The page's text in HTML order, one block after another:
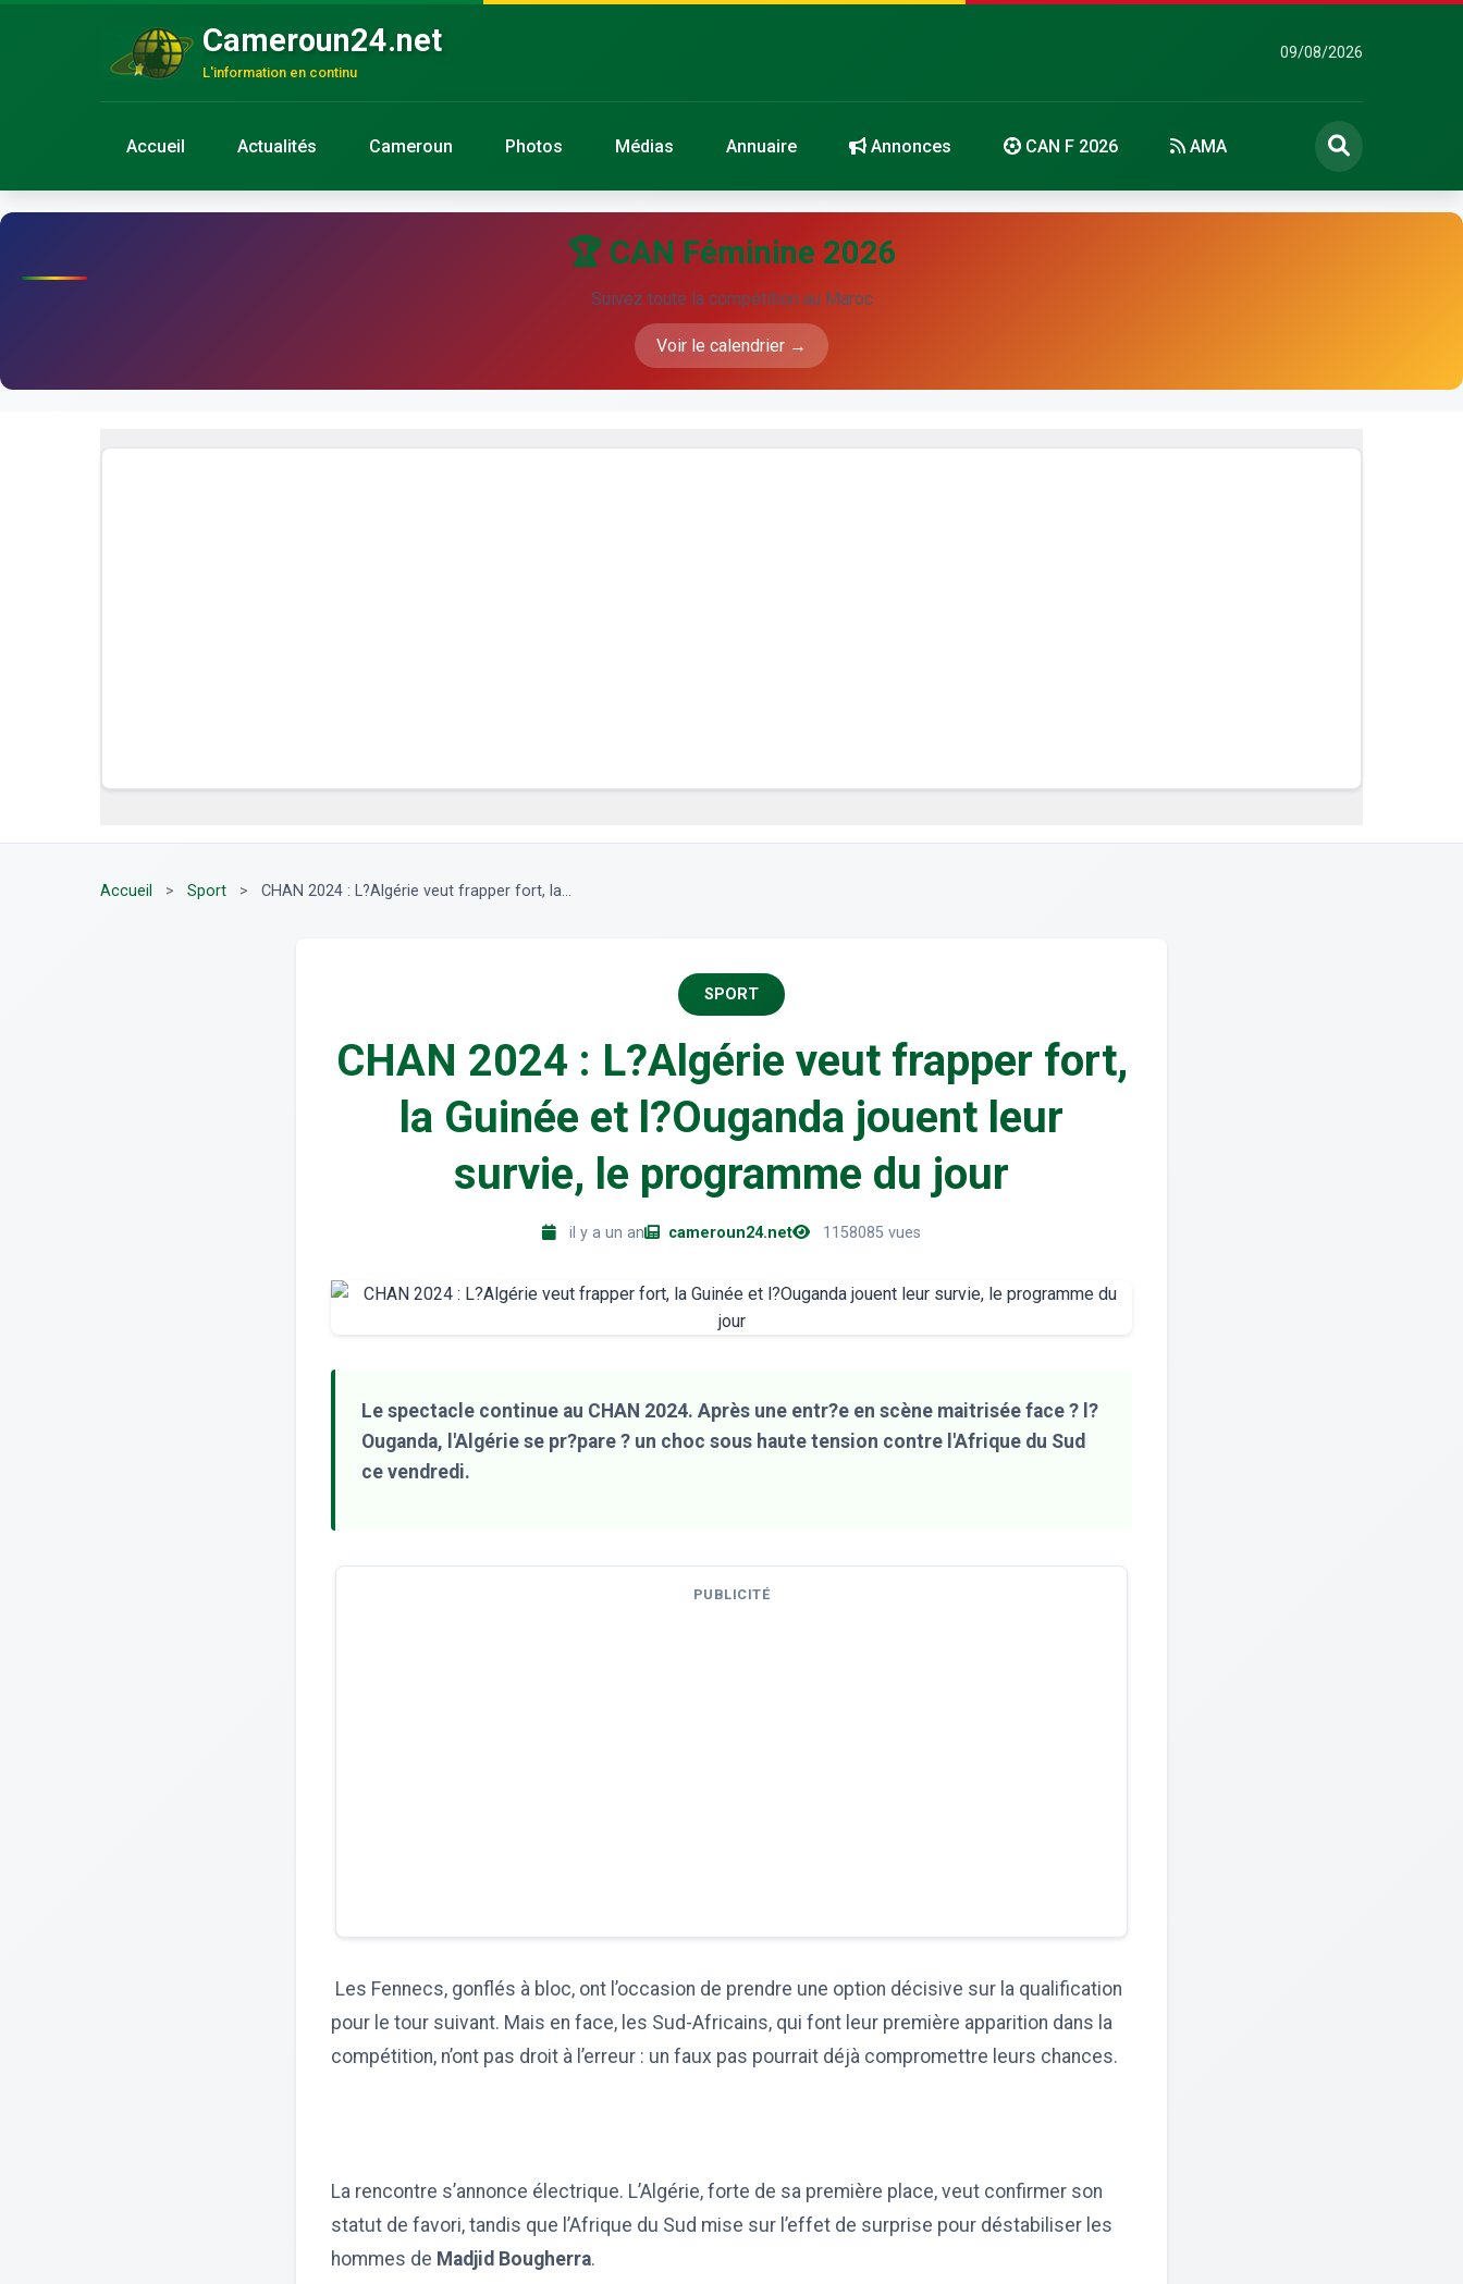
Cameroun24.net
L'information en continu
09/08/2026
Accueil Actualités Cameroun Photos Médias Annuaire Annonces CAN F 2026 AMA
🏆 CAN Féminine 2026
Suivez toute la compétition au Maroc
Voir le calendrier →
Accueil > Sport > CHAN 2024 : L?Algérie veut frapper fort, la...
SPORT
CHAN 2024 : L?Algérie veut frapper fort,
la Guinée et l?Ouganda jouent leur
survie, le programme du jour
il y a un an cameroun24.net 1158085 vues
Le spectacle continue au CHAN 2024. Après une entr?e en scène maitrisée face ? l?
Ouganda, l'Algérie se pr?pare ? un choc sous haute tension contre l'Afrique du Sud
ce vendredi.
PUBLICITÉ
Les Fennecs, gonflés à bloc, ont l’occasion de prendre une option décisive sur la qualification
pour le tour suivant. Mais en face, les Sud-Africains, qui font leur première apparition dans la
compétition, n’ont pas droit à l’erreur : un faux pas pourrait déjà compromettre leurs chances.
La rencontre s’annonce électrique. L’Algérie, forte de sa première place, veut confirmer son
statut de favori, tandis que l’Afrique du Sud mise sur l’effet de surprise pour déstabiliser les
hommes de Madjid Bougherra.